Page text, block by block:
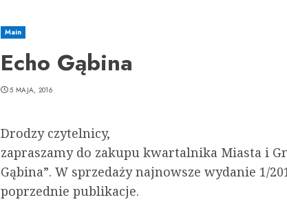
Main
Echo Gąbina
5 MAJA, 2016
Drodzy czytelnicy,
zapraszamy do zakupu kwartalnika Miasta i
Gąbina”. W sprzedaży najnowsze wydanie 1/
poprzednie publikacje.